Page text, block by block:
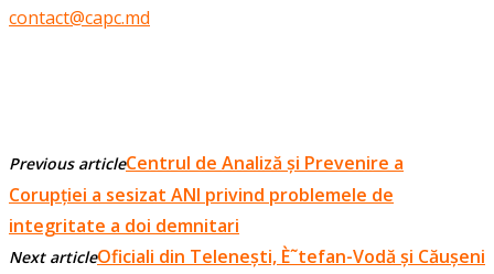
contact@capc.md
Previous articleCentrul de Analiză și Prevenire a
Corupției a sesizat ANI privind problemele de
integritate a doi demnitari
Next articleOficiali din Telenești, È˜tefan-Vodă și Căușeni